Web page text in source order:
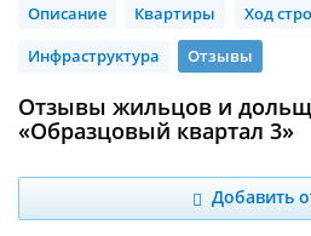
Описание Квартиры
Ход
Инфраструктура
Отзывы
Отзывы жильцов и
«Образцовый квартал 3»
Добавить